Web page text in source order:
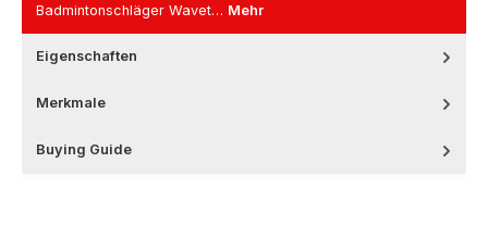
Badmintonschläger Wavet… Mehr
Eigenschaften
Merkmale
Buying Guide